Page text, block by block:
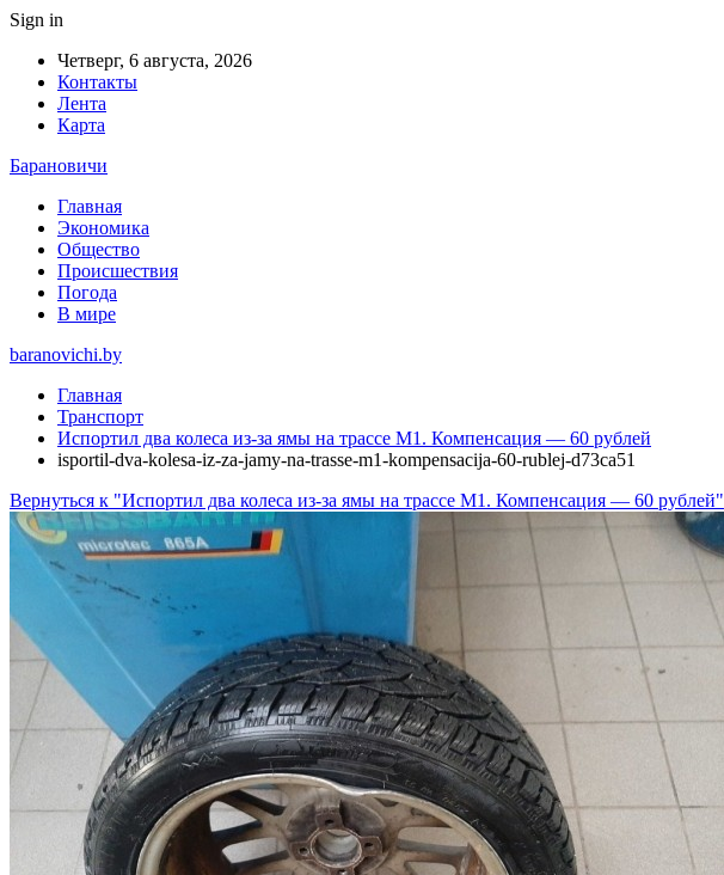
Sign in
Четверг, 6 августа, 2026
Контакты
Лента
Карта
Барановичи
Главная
Экономика
Общество
Происшествия
Погода
В мире
baranovichi.by
Главная
Транспорт
Испортил два колеса из-за ямы на трассе М1. Компенсация — 60 рублей
isportil-dva-kolesa-iz-za-jamy-na-trasse-m1-kompensacija-60-rublej-d73ca51
Вернуться к "Испортил два колеса из-за ямы на трассе М1. Компенсация — 60 рублей"